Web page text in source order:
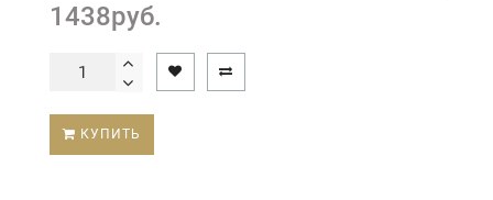
1438руб.
КУПИТЬ